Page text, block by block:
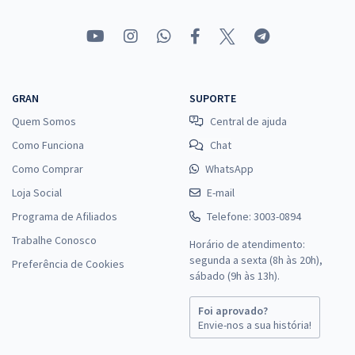
Comprar
IMBEL - Indústria de Material Bélico do Brasil - Conhecimentos
Específicos para Analista Especializado - Analista Contábil
à vista
R$17,33
Comprar
IMBEL - Indústria de Material Bélico do Brasil - Conhecimentos
Específicos para Analista Especializado - Analista de Custos
à vista
19,33
GRAN
Quem Somos
Como Funciona
Como Comprar
Loja Social
Programa de Afiliados
Trabalhe Conosco
Preferência de Cookies
SUPORTE
Central de ajuda
Chat
WhatsApp
E-mail
Telefone: 3003-0894
Horário de atendimento:
segunda a sexta (8h às 20h),
sábado (9h às 13h).
Foi aprovado?
Envie-nos a sua história!